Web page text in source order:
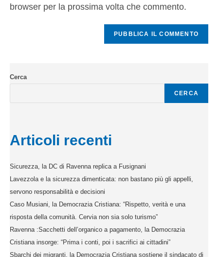
browser per la prossima volta che commento.
Cerca
CERCA
Articoli recenti
Sicurezza, la DC di Ravenna replica a Fusignani
Lavezzola e la sicurezza dimenticata: non bastano più gli appelli,
servono responsabilità e decisioni
Caso Musiani, la Democrazia Cristiana: “Rispetto, verità e una
risposta della comunità. Cervia non sia solo turismo”
Ravenna :Sacchetti dell’organico a pagamento, la Democrazia
Cristiana insorge: “Prima i conti, poi i sacrifici ai cittadini”
Sbarchi dei migranti, la Democrazia Cristiana sostiene il sindacato di